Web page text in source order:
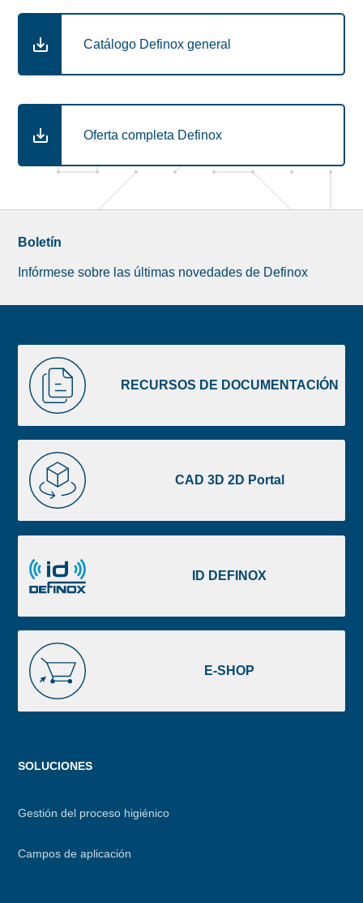
Catálogo Definox general
Oferta completa Definox
Boletín
Infórmese sobre las últimas novedades de Definox
image
footer
RECURSOS DE DOCUMENTACIÓN
RECURSOS
DE
DOCUMENTACIÓN
CAD 3D 2D Portal
CAD
3D
2D
Portal
ID DEFINOX
DEFINOX
E-SHOP
SHOP
Menu
SOLUCIONES
Gestión del proceso higiénico
Campos de aplicación